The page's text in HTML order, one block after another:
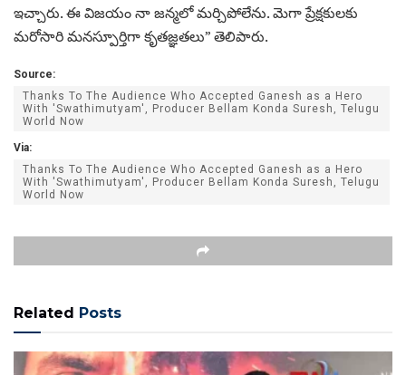
ఇచ్చారు. ఈ విజయం నా జన్మలో మర్చిపోలేను. మెగా ప్రేక్షకులకు
మరోసారి మనస్పూర్తిగా కృతజ్ఞతలు” తెలిపారు.
Source:
Thanks To The Audience Who Accepted Ganesh as a Hero
With 'Swathimutyam', Producer Bellam Konda Suresh, Telugu
World Now
Via:
Thanks To The Audience Who Accepted Ganesh as a Hero
With 'Swathimutyam', Producer Bellam Konda Suresh, Telugu
World Now
Related Posts